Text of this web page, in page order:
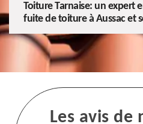
Toiture Tarnaise: un expert
fuite de toiture à Aussac et
Les avis de